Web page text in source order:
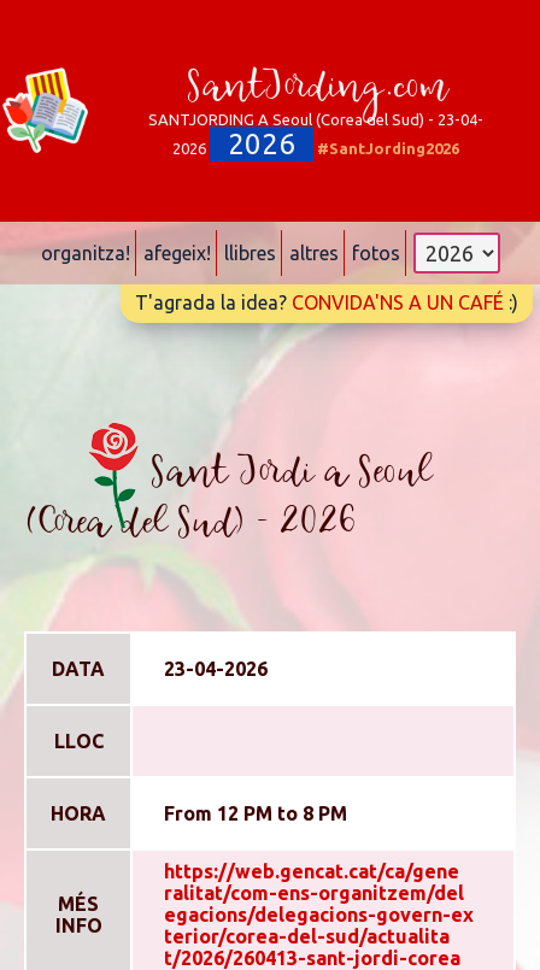
SantJording.com
SANTJORDING A Seoul (Corea del Sud) - 23-04-
2026
2026 #SantJording2026
organitza! afegeix! llibres altres fotos
T'agrada la idea? CONVIDA'NS A UN CAFÉ :)
Sant Jordi a Seoul
(Corea del Sud) - 2026
DATA 23-04-2026
LLOC
HORA From 12 PM to 8 PM
MÉS
INFO
https://web.gencat.cat/ca/gene
ralitat/com-ens-organitzem/del
egacions/delegacions-govern-ex
terior/corea-del-sud/actualita
t/2026/260413-sant-jordi-corea